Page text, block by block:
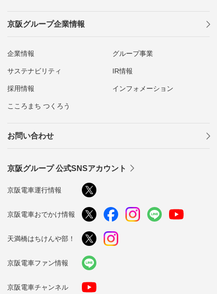
京阪グループ企業情報
企業情報 グループ事業
サステナビリティ IR情報
採用情報 インフォメーション
こころまち つくろう
お問い合わせ
京阪グループ 公式SNSアカウント
京阪電車運行情報
京阪電車おでかけ情報
天満橋はちけんや部！
京阪電車ファン情報
京阪電車チャンネル